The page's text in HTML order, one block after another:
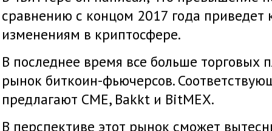
сравнению с концом 2017 года приведет
изменениям в криптосфере.
В последнее время все больше торговых
рынок биткоин-фьючерсов.
предлагают CME, Bakkt и BitMEX.
В перспективе этот рынок сможет